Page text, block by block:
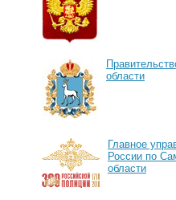
области
Главное
России по
области